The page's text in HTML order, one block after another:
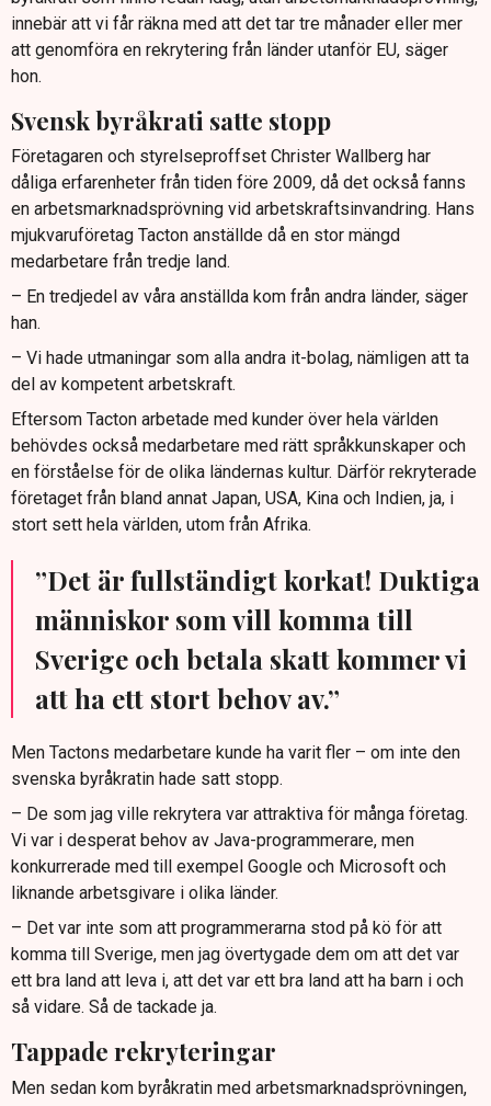
innebär att vi får räkna med att det tar tre månader eller mer
att genomföra en rekrytering från länder utanför EU, säger
hon.
Svensk byråkrati satte stopp
Företagaren och styrelseproffset Christer Wallberg har
dåliga erfarenheter från tiden före 2009, då det också fanns
en arbetsmarknadsprövning vid arbetskraftsinvandring. Hans
mjukvaruföretag Tacton anställde då en stor mängd
medarbetare från tredje land.
– En tredjedel av våra anställda kom från andra länder, säger
han.
– Vi hade utmaningar som alla andra it-bolag, nämligen att ta
del av kompetent arbetskraft.
Eftersom Tacton arbetade med kunder över hela världen
behövdes också medarbetare med rätt språkkunskaper och
en förståelse för de olika ländernas kultur. Därför rekryterade
företaget från bland annat Japan, USA, Kina och Indien, ja, i
stort sett hela världen, utom från Afrika.
”Det är fullständigt korkat! Duktiga
människor som vill komma till
Sverige och betala skatt kommer vi
att ha ett stort behov av.”
Men Tactons medarbetare kunde ha varit fler – om inte den
svenska byråkratin hade satt stopp.
– De som jag ville rekrytera var attraktiva för många företag.
Vi var i desperat behov av Java-programmerare, men
konkurrerade med till exempel Google och Microsoft och
liknande arbetsgivare i olika länder.
– Det var inte som att programmerarna stod på kö för att
komma till Sverige, men jag övertygade dem om att det var
ett bra land att leva i, att det var ett bra land att ha barn i och
så vidare. Så de tackade ja.
Tappade rekryteringar
Men sedan kom byråkratin med arbetsmarknadsprövningen,